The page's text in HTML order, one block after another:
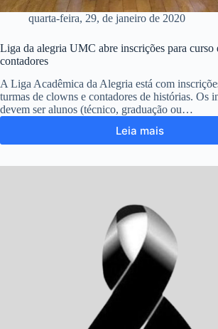
quarta-feira, 29, de janeiro de 2020
Liga da alegria UMC abre inscrições para curso
contadores
A Liga Acadêmica da Alegria está com
turmas de clowns e contadores de histórias. Os
devem ser alunos (técnico, graduação ou…
Leia mais